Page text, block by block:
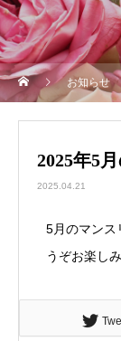
お知らせ
2025年5
2025.04.21
5月のマンス
うぞお楽しみ